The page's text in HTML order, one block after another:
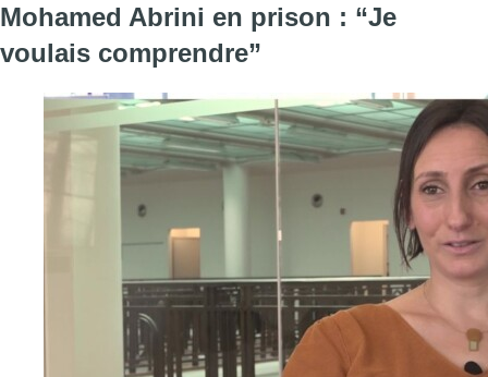
Mohamed Abrini en prison : “Je
voulais comprendre”